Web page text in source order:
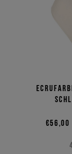
€56,00